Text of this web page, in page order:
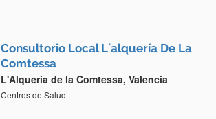
Consultorio Local L´alquería De La
Comtessa
L'Alqueria de la Comtessa, Valencia
Centros de Salud